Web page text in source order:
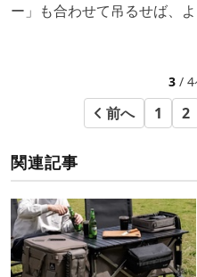
ー」も合わせて吊るせば、
3/ 4
前へ 1 2
関連記事